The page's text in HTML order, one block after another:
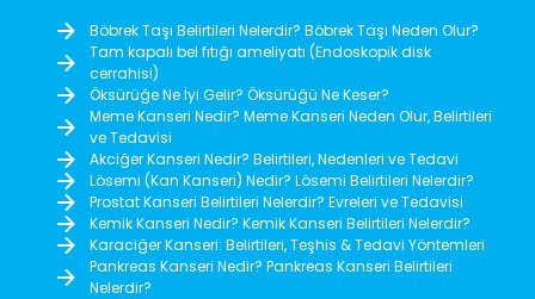
Böbrek Taşı Belirtileri Nelerdir? Böbrek Taşı Neden Olur?
Tam kapalı bel fıtığı ameliyatı (Endoskopik disk
cerrahisi)
Öksürüğe Ne İyi Gelir? Öksürüğü Ne Keser?
Meme Kanseri Nedir? Meme Kanseri Neden Olur, Belirtileri
ve Tedavisi
Akciğer Kanseri Nedir? Belirtileri, Nedenleri ve Tedavi
Lösemi (Kan Kanseri) Nedir? Lösemi Belirtileri Nelerdir?
Prostat Kanseri Belirtileri Nelerdir? Evreleri ve Tedavisi
Kemik Kanseri Nedir? Kemik Kanseri Belirtileri Nelerdir?
Karaciğer Kanseri: Belirtileri, Teşhis & Tedavi Yöntemleri
Pankreas Kanseri Nedir? Pankreas Kanseri Belirtileri
Nelerdir?